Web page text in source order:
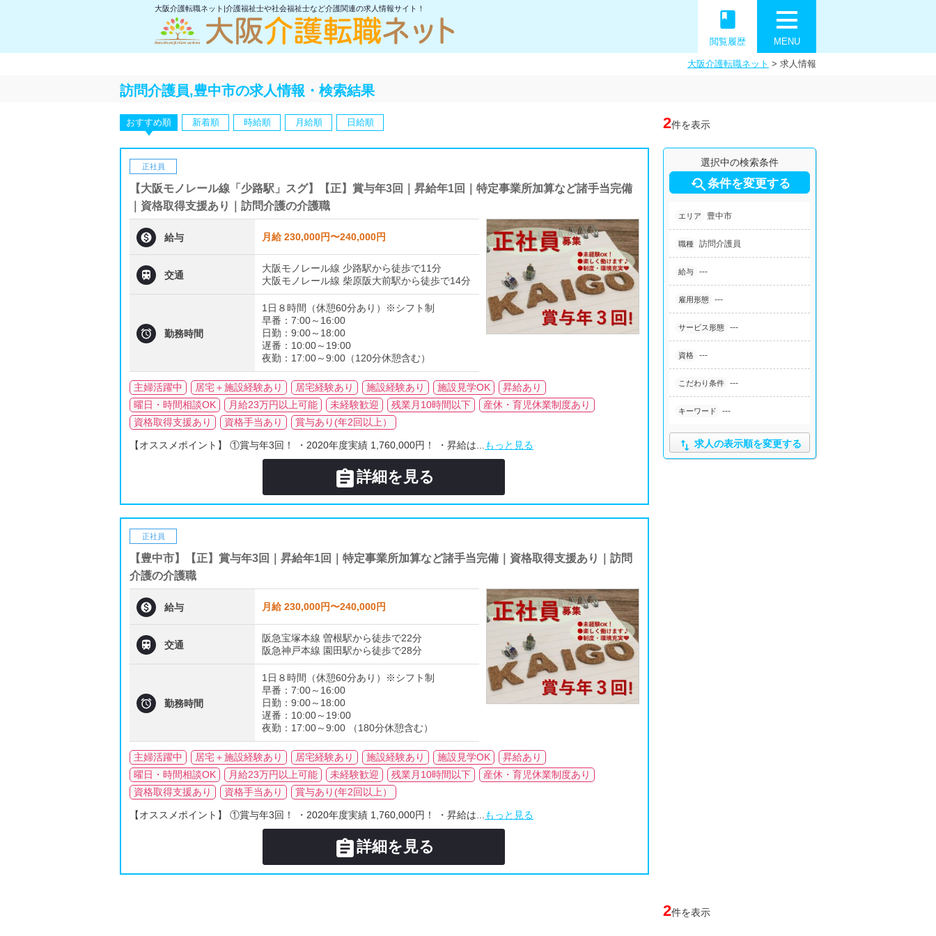
大阪介護転職ネット|介護福祉士や社会福祉士など介護関連の求人情報サイト！
MENU
book
閲覧履歴
大阪介護転職ネット > 求人情報
訪問介護員,豊中市の求人情報・検索結果
2件を表示
おすすめ順 新着順 時給順 月給順 日給順
選択中の検索条件
条件を変更する
エリア 豊中市
職種 訪問介護員
給与 ---
雇用形態 ---
サービス形態 ---
資格 ---
こだわり条件 ---
キーワード ---
 求人の表示順を変更する
正社員
【大阪モノレール線「少路駅」スグ】【正】賞与年3回｜昇給年1回｜特定事業所加算など諸手当完備
｜資格取得支援あり｜訪問介護の介護職
 給与 月給 230,000円〜240,000円
 交通
大阪モノレール線 少路駅から徒歩で11分
大阪モノレール線 柴原阪大前駅から徒歩で14分
 勤務時間
1日８時間（休憩60分あり）※シフト制
早番：7:00～16:00
日勤：9:00～18:00
遅番：10:00～19:00
夜勤：17:00～9:00（120分休憩含む）
主婦活躍中 居宅＋施設経験あり 居宅経験あり 施設経験あり 施設見学OK
昇給あり
曜日・時間相談OK
月給23万円以上可能 未経験歓迎 残業月10時間以下
産休・育児休業制度あり
資格取得支援あり
資格手当あり 賞与あり(年2回以上）
【オススメポイント】 ①賞与年3回！ ・2020年度実績 1,760,000円！ ・昇給は... もっと見る
詳細を見る
正社員
【豊中市】【正】賞与年3回｜昇給年1回｜特定事業所加算など諸手当完備｜資格取得支援あり｜訪問
介護の介護職
 給与 月給 230,000円〜240,000円
 交通
阪急宝塚本線 曽根駅から徒歩で22分
阪急神戸本線 園田駅から徒歩で28分
 勤務時間
1日８時間（休憩60分あり）※シフト制
早番：7:00～16:00
日勤：9:00～18:00
遅番：10:00～19:00
夜勤：17:00～9:00 （180分休憩含む）
主婦活躍中 居宅＋施設経験あり 居宅経験あり 施設経験あり 施設見学OK
昇給あり
曜日・時間相談OK
月給23万円以上可能 未経験歓迎 残業月10時間以下
産休・育児休業制度あり
資格取得支援あり
資格手当あり 賞与あり(年2回以上）
【オススメポイント】 ①賞与年3回！ ・2020年度実績 1,760,000円！ ・昇給は... もっと見る
詳細を見る
2件を表示